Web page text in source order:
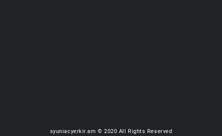
syuniacyerkir.am © 2020 All Rights Reserved